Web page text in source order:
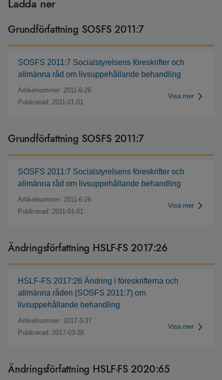
Ladda ner
Grundförfattning SOSFS 2011:7
SOSFS 2011:7 Socialstyrelsens föreskrifter och
allmänna råd om livsuppehållande behandling
Artikelnummer: 2011-6-26
Publicerad: 2011-01-01
Visa mer
Grundförfattning SOSFS 2011:7
SOSFS 2011:7 Socialstyrelsens föreskrifter och
allmänna råd om livsuppehållande behandling
Artikelnummer: 2011-6-26
Publicerad: 2011-01-01
Visa mer
Ändringsförfattning HSLF-FS 2017:26
HSLF-FS 2017:26 Ändring i föreskrifterna och
allmänna råden (SOSFS 2011:7) om
livsuppehållande behandling
Artikelnummer: 2017-3-37
Publicerad: 2017-03-28
Visa mer
Ändringsförfattning HSLF-FS 2020:65